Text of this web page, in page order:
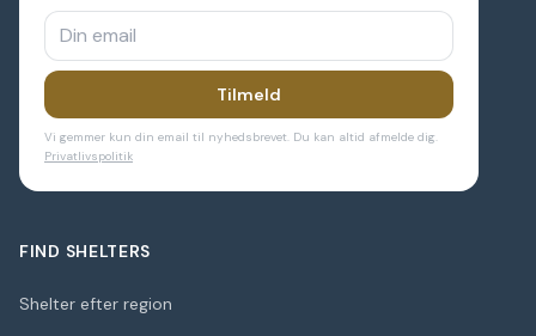
Tilmeld
Vi gemmer kun din email til nyhedsbrevet. Du kan altid afmelde dig.
Privatlivspolitik
FIND SHELTERS
Shelter efter region